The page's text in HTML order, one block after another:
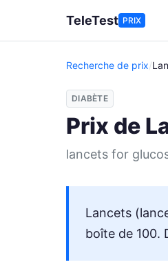
TeleTest PRIX
Recherche de prix/
DIABÈTE
Prix de
lancets for
Lancets
boîte de 100.